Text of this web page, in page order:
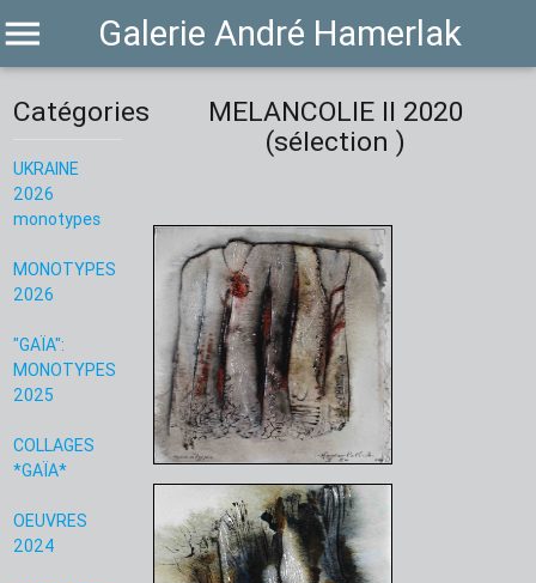
Galerie André Hamerlak
menu
Catégories
UKRAINE
2026
monotypes
MONOTYPES
2026
"GAÏA":
MONOTYPES
2025
COLLAGES
*GAÏA*
OEUVRES
2024
MELANCOLIE II 2020
(sélection )